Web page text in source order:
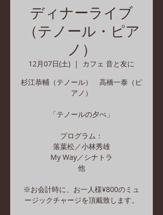
ディナーライブ
（テノール・ピア
ノ）
12月07日(土)
  |
カフェ 音と友に
杉江恭輔（テノール） 高橋一泰（ピ
アノ）
「テノールの夕べ」
プログラム：
落葉松／小林秀雄
My Way／シナトラ
他
※お会計時に、お一人様¥800のミュ
ージックチャージを頂戴致します。